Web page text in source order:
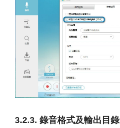
3.2.3. 錄音格式及輸出目錄